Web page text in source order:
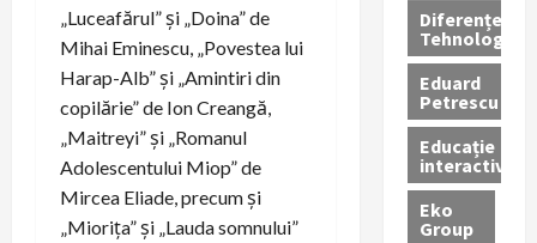
„Luceafărul” și „Doina” de
Mihai Eminescu, „Povestea lui
Harap-Alb” și „Amintiri din
copilărie” de Ion Creangă,
„Maitreyi” și „Romanul
Adolescentului Miop” de
Mircea Eliade, precum și
„Miorița” și „Lauda somnului”
Diferențe
Tehnologice
Eduard
Petrescu
Educație
interactivă
Eko
Group